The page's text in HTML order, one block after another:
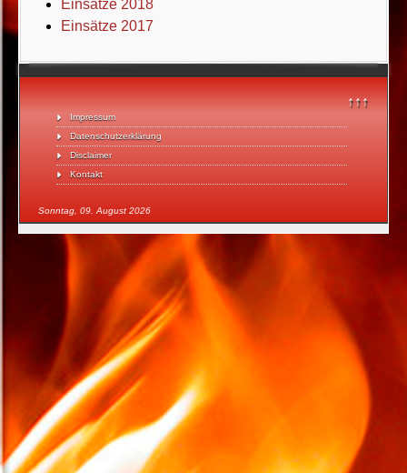
↑↑↑
Impressum
Datenschutzerklärung
Disclaimer
Kontakt
Sonntag, 09. August 2026
Einsätze 2018
Einsätze 2017